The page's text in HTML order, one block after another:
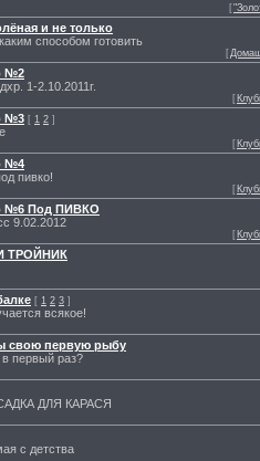
[
и не только
способом готовить
[
№2
1-2.10.2011г.
[
№3 [ 1 2 ]
[
№4
пивко!
[
№6 Под ПИВКО
9.02.2012
[
ТРОЙНИК
[ 1 2 3 ]
всякое!
свою первую рыбу
первый раз?
ДЛЯ КАРАСЯ
с детства